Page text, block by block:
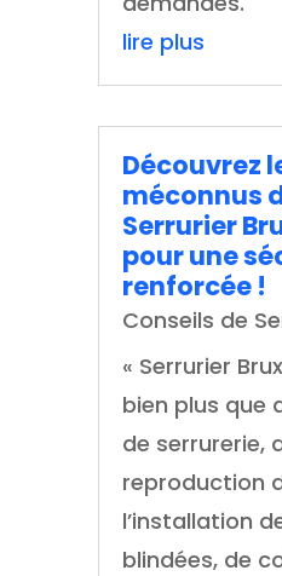
lire plus
Découvrez
méconnus
Serrurier
pour une
renforcée !
Conseils de
« Serrurier
bien plus que
de serrurerie,
reproduction
l’installation
blindées, de